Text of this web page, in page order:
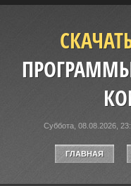
ПРОГРАММЫ
Суббота, 08.08.2026,
ГЛАВНАЯ